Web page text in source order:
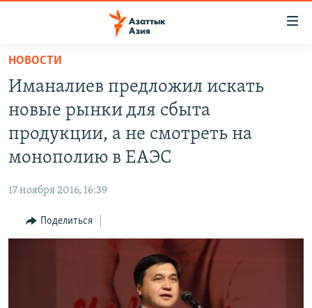
Вернуться
основному
содержанию
главной
Вернутся
поиску
ВОЙНА В УКРАИНЕ
КЫРГЫЗЧА
ЎЗБЕКЧА
ПОДПИШИТЕСЬ НА НАС В СОЦСЕТЯХ
Все сайты РСЕ/РС
НОВОСТИ
Иманалиев предложил искать
новые рынки для сбыта
продукции, а не смотреть на
монополию в ЕАЭС
17 ноября 2016, 16:39
Поделиться